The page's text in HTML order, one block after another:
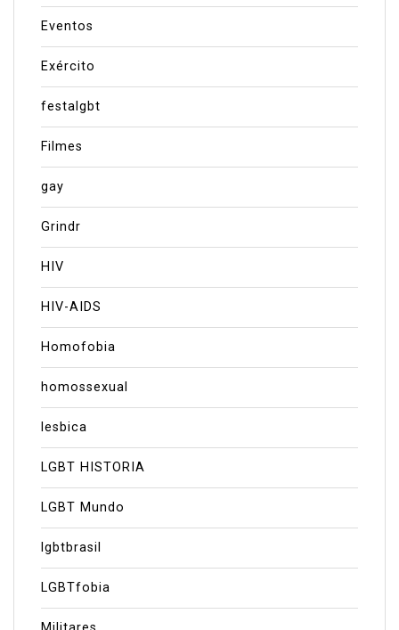
Eventos
Exército
festalgbt
Filmes
gay
Grindr
HIV
HIV-AIDS
Homofobia
homossexual
lesbica
LGBT HISTORIA
LGBT Mundo
lgbtbrasil
LGBTfobia